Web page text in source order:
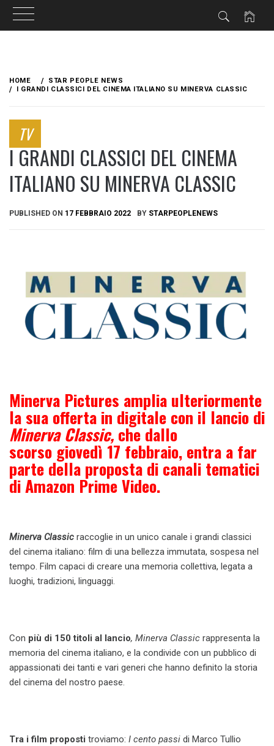
content
HOME
STAR PEOPLE NEWS
I GRANDI CLASSICI DEL CINEMA ITALIANO SU MINERVA CLASSIC
TV
I GRANDI CLASSICI DEL CINEMA
ITALIANO SU MINERVA CLASSIC
PUBLISHED ON 17 FEBBRAIO 2022 BY STARPEOPLENEWS
Minerva Pictures amplia ulteriormente
la sua offerta in digitale con il lancio di
Minerva Classic, che dallo
scorso giovedì 17 febbraio, entra a far
parte della proposta di canali tematici
diAmazon Prime Video.
Minerva Classic raccoglie in un unico canale i grandi classici
del cinema italiano: film di una bellezza immutata, sospesa nel
tempo. Film capaci di creare una memoria collettiva, legata a
luoghi, tradizioni, linguaggi.
Con più di 150 titoli al lancio, Minerva Classic rappresenta la
memoria del cinema italiano, e la condivide con un pubblico di
appassionati dei tanti e vari generi che hanno definito la storia
del cinema del nostro paese.
Tra i film proposti troviamo: I cento passi di Marco Tullio